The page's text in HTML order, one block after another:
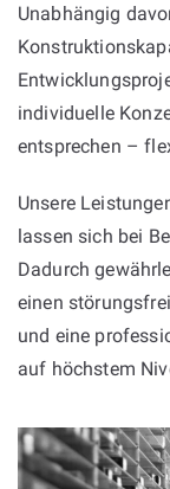
Unabhängig
individuelle
entsprechen –
Unsere
lassen sich bei
Dadurch
einen
und eine
auf höchstem